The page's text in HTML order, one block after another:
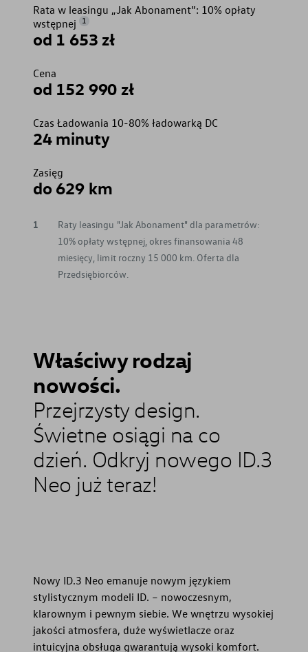
Rata w leasingu „Jak Abonament”: 10% opłaty
wstępnej
1
od 1 653 zł
Cena
od 152 990 zł
Czas Ładowania 10-80% ładowarką DC
24 minuty
Zasięg
do 629 km
1
Raty leasingu "Jak Abonament" dla parametrów:
10% opłaty wstępnej, okres finansowania 48
miesięcy, limit roczny 15 000 km. Oferta dla
Przedsiębiorców.
Właściwy rodzaj
nowości.
Przejrzysty design.
Świetne osiągi na co
dzień. Odkryj nowego ID.3
Neo już teraz!
Nowy ID.3 Neo emanuje nowym językiem
stylistycznym modeli ID. – nowoczesnym,
klarownym i pewnym siebie. We wnętrzu wysokiej
jakości atmosfera, duże wyświetlacze oraz
intuicyjna obsługa gwarantują wysoki komfort.